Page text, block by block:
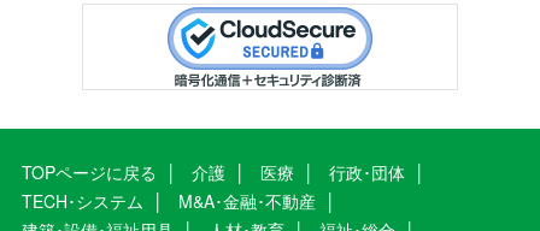
TOPページに戻る 介護 医療
行政･団体
TECH･システム
M&A･金融･不動産